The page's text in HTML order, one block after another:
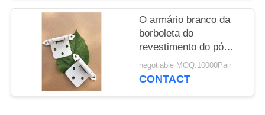
O armário branco da
borboleta do
revestimento do pó
articula o reparo fácil
de pouco peso
negotiable MOQ:10000Pair
CONTACT